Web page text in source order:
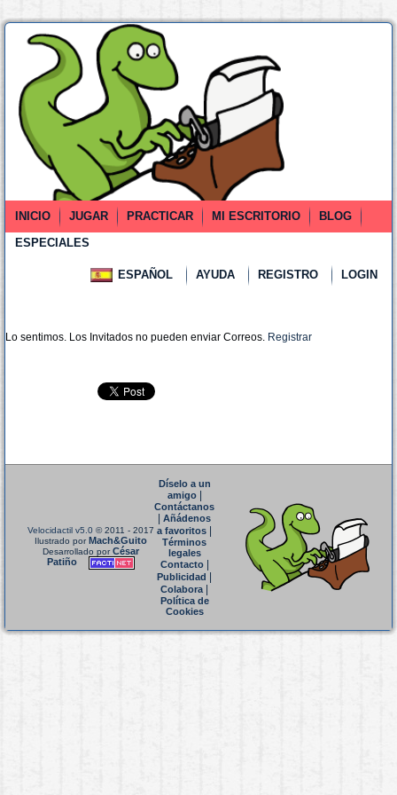
INICIO JUGAR PRACTICAR MI ESCRITORIO
BLOG
ESPECIALES
ESPAÑOL AYUDA REGISTRO LOGIN
Lo sentimos. Los Invitados no pueden enviar Correos. Registrar
Velocidactil v5.0 © 2011 - 2017
Ilustrado porMach&Guito
Desarrollado porCésar
Patiño
Díselo a un
amigo|
Contáctanos
Añádenos
a favoritos
Términos
legales
Contacto|
Publicidad
Colabora|
Política de
Cookies